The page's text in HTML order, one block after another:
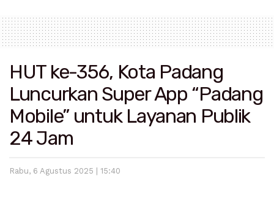
HUT ke-356, Kota Padang
Luncurkan Super App “Padang
Mobile” untuk Layanan Publik
24 Jam
Rabu, 6 Agustus 2025 | 15:40